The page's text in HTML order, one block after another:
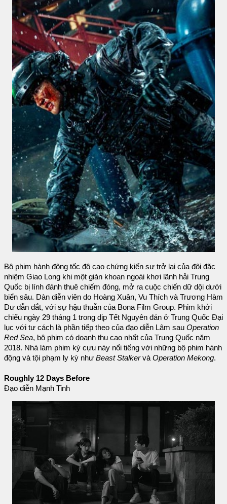
Bộ phim hành động tốc độ cao chứng kiến ​​sự trở lại của đội đặc
nhiệm Giao Long khi một giàn khoan ngoài khơi lãnh hải Trung
Quốc bị lính đánh thuê chiếm đóng, mở ra cuộc chiến dữ dội dưới
biển sâu. Dàn diễn viên do Hoàng Xuân, Vu Thích và Trương Hàm
Dư dẫn dắt, với sự hậu thuẫn của Bona Film Group. Phim khởi
chiếu ngày 29 tháng 1 trong dịp Tết Nguyên đán ở Trung Quốc Đại
lục với tư cách là phần tiếp theo của đạo diễn Lâm sau Operation
Red Sea, bộ phim có doanh thu cao nhất của Trung Quốc năm
2018. Nhà làm phim kỳ cựu này nổi tiếng với những bộ phim hành
động và tội phạm ly kỳ như Beast Stalkervà Operation Mekong.
Roughly 12 Days Before
Đạo diễn Mạnh Tinh